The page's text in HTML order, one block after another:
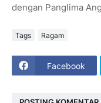
dengan Panglima
Tags Ragam
Facebook